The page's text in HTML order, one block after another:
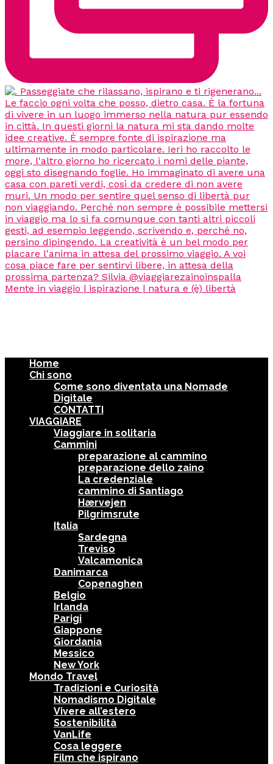
Home
Chi sono
Come sono diventata una Nomade
Digitale
CONTATTI
VIAGGIARE
Viaggiare in solitaria
Cammini
preparazione al cammino
preparazione dello zaino
La credenziale
cammino di Santiago
Hærvejen
Pilgrimsrute
Italia
Sardegna
Treviso
Valcamonica
Danimarca
Copenaghen
Belgio
Irlanda
Parigi
Giappone
Giordania
Messico
New York
Mondo Travel
Tradizioni e Curiosità
Nomadismo Digitale
Vivere all’estero
Sostenibilità
VanLife
Cosa leggere
Film che ispirano